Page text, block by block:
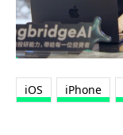
iOS iPhone